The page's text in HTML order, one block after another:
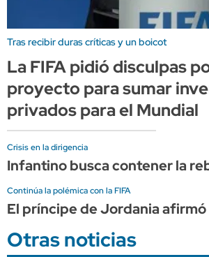
Tras recibir duras críticas y un boicot
La FIFA pidió disculpas
proyecto para sumar
privados para el Mundial
Crisis en la dirigencia
Infantino busca contener la
Continúa la polémica con la FIFA
El príncipe de Jordania
Otras noticias